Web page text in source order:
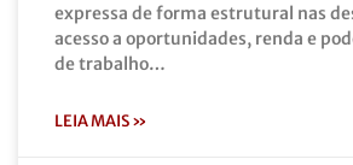
expressa de forma estrutural nas
acesso a oportunidades, renda e
de trabalho…
LEIA MAIS »